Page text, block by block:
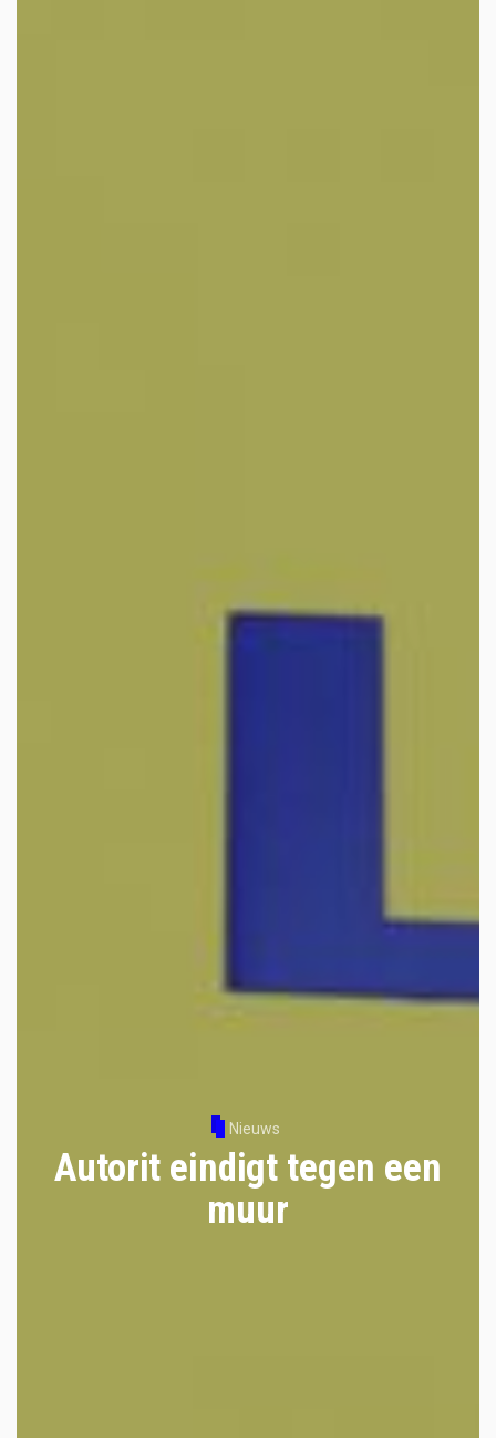
Nieuws
Autorit eindigt tegen een
muur